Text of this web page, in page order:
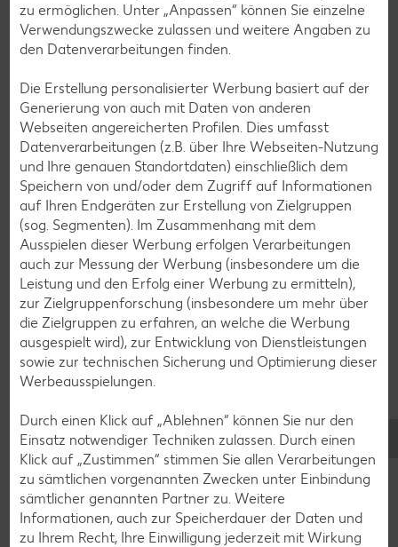
Grill-Rezepte
Apfelkuchen-Rezepte
Schokokuchen-Rezepte
Torten-Rezepte
Eis-Rezepte
Pfannkuchen-Rezepte
Plätzchen-Rezepte
Smoothie-Rezepte
Bowle-Rezepte
Cocktail-Rezepte
Erdbeer-Rezepte
Blaubeer-Rezepte
Bananen-Rezepte
zu ermöglichen. Unter „Anpassen“ können Sie einzelne
Verwendungszwecke zulassen und weitere Angaben zu
den Datenverarbeitungen finden.
Die Erstellung personalisierter Werbung basiert auf der
Generierung von auch mit Daten von anderen
Webseiten angereicherten Profilen. Dies umfasst
Datenverarbeitungen (z.B. über Ihre Webseiten-Nutzung
und Ihre genauen Standortdaten) einschließlich dem
Speichern von und/oder dem Zugriff auf Informationen
auf Ihren Endgeräten zur Erstellung von Zielgruppen
(sog. Segmenten). Im Zusammenhang mit dem
Ausspielen dieser Werbung erfolgen Verarbeitungen
auch zur Messung der Werbung (insbesondere um die
Leistung und den Erfolg einer Werbung zu ermitteln),
zur Zielgruppenforschung (insbesondere um mehr über
die Zielgruppen zu erfahren, an welche die Werbung
ausgespielt wird), zur Entwicklung von Dienstleistungen
sowie zur technischen Sicherung und Optimierung dieser
Werbeausspielungen.
Durch einen Klick auf „Ablehnen“ können Sie nur den
Einsatz notwendiger Techniken zulassen. Durch einen
Klick auf „Zustimmen“ stimmen Sie allen Verarbeitungen
zu sämtlichen vorgenannten Zwecken unter Einbindung
sämtlicher genannten Partner zu. Weitere
Informationen, auch zur Speicherdauer der Daten und
zu Ihrem Recht, Ihre Einwilligung jederzeit mit Wirkung